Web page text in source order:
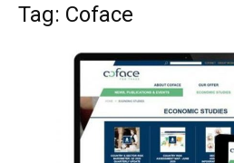
Tag: Coface